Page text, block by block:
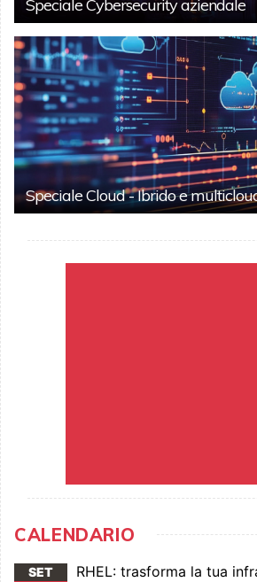
Speciale Cybersecurity aziendale
Speciale Cloud - Ibrido e
CALENDARIO
SET
RHEL: trasforma la tua